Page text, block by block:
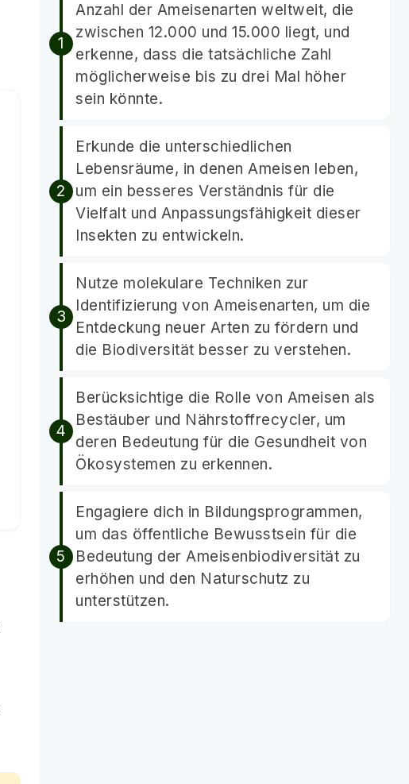
Anzahl der Ameisenarten weltweit, die
zwischen 12.000 und 15.000 liegt, und
erkenne, dass die tatsächliche Zahl
möglicherweise bis zu drei Mal höher
sein könnte.
Erkunde die unterschiedlichen
Lebensräume, in denen Ameisen leben,
um ein besseres Verständnis für die
Vielfalt und Anpassungsfähigkeit dieser
Insekten zu entwickeln.
Nutze molekulare Techniken zur
Identifizierung von Ameisenarten, um die
Entdeckung neuer Arten zu fördern und
die Biodiversität besser zu verstehen.
Berücksichtige die Rolle von Ameisen als
Bestäuber und Nährstoffrecycler, um
deren Bedeutung für die Gesundheit von
Ökosystemen zu erkennen.
Engagiere dich in Bildungsprogrammen,
um das öffentliche Bewusstsein für die
Bedeutung der Ameisenbiodiversität zu
erhöhen und den Naturschutz zu
unterstützen.